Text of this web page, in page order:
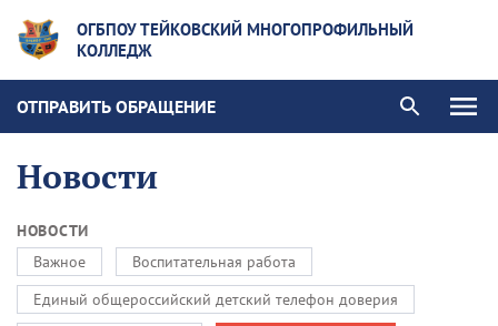
ОГБПОУ ТЕЙКОВСКИЙ МНОГОПРОФИЛЬНЫЙ
КОЛЛЕДЖ
ОТПРАВИТЬ ОБРАЩЕНИЕ
Новости
НОВОСТИ
Важное
Воспитательная работа
Единый общероссийский детский телефон доверия